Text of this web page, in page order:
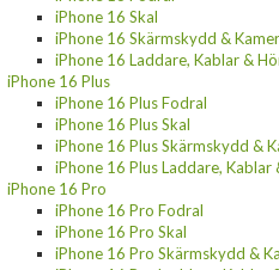
iPhone 16 Skal
iPhone 16 Skärmskydd &
iPhone 16 Laddare, Kablar &
iPhone 16 Plus
iPhone 16 Plus Fodral
iPhone 16 Plus Skal
iPhone 16 Plus Skärmskydd &
iPhone 16 Plus Laddare, Kablar
iPhone 16 Pro
iPhone 16 Pro Fodral
iPhone 16 Pro Skal
iPhone 16 Pro Skärmskydd &